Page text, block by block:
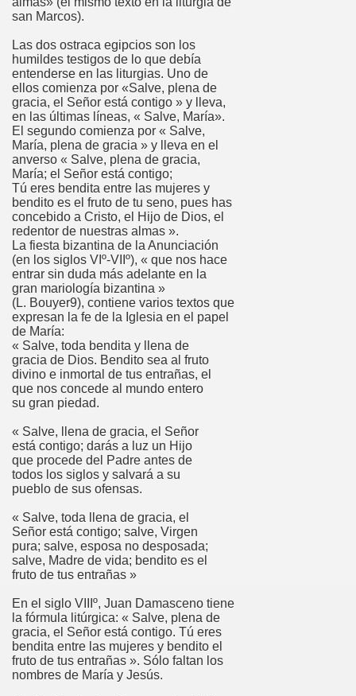
san Marcos).
Las dos ostraca egipcios son los
humildes testigos de lo que debía
entenderse en las liturgias. Uno de
ellos comienza por «Salve, plena de
gracia, el Señor está contigo » y lleva,
en las últimas líneas, « Salve, María».
El segundo comienza por « Salve,
María, plena de gracia » y lleva en el
anverso « Salve, plena de gracia,
María; el Señor está contigo;
Tú eres bendita entre las mujeres y
bendito es el fruto de tu seno, pues has
concebido a Cristo, el Hijo de Dios, el
redentor de nuestras almas ».
La fiesta bizantina de la Anunciación
(en los siglos VIº-VIIº), « que nos hace
entrar sin duda más adelante en la
gran mariología bizantina »
(L. Bouyer9), contiene varios textos que
expresan la fe de la Iglesia en el papel
de María:
« Salve, toda bendita y llena de
gracia de Dios. Bendito sea al fruto
divino e inmortal de tus entrañas, el
que nos concede al mundo entero
su gran piedad.
« Salve, llena de gracia, el Señor
está contigo; darás a luz un Hijo
que procede del Padre antes de
todos los siglos y salvará a su
pueblo de sus ofensas.
« Salve, toda llena de gracia, el
Señor está contigo; salve, Virgen
pura; salve, esposa no desposada;
salve, Madre de vida; bendito es el
fruto de tus entrañas »
En el siglo VIIIº, Juan Damasceno tiene
la fórmula litúrgica: « Salve, plena de
gracia, el Señor está contigo. Tú eres
bendita entre las mujeres y bendito el
fruto de tus entrañas ». Sólo faltan los
nombres de María y Jesús.